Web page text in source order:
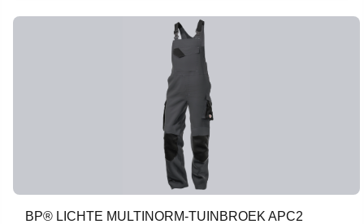
BP® LICHTE MULTINORM-TUINBROEK APC2